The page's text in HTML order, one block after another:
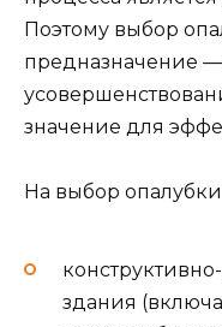
Поэтому выбор
предназначение —
значение для
На выбор
здания